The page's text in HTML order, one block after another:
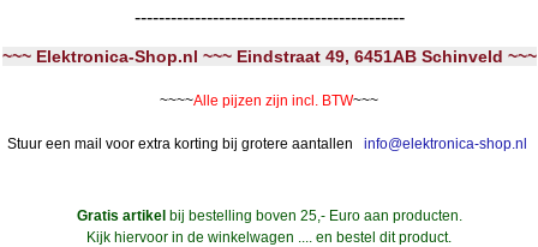
---------------------------------------------
~~~ Elektronica-Shop.nl ~~~ Eindstraat 49, 6451AB Schinveld ~~~
~~~~Alle pijzen zijn incl. BTW~~~
Stuur een mail voor extra korting bij grotere aantallen info@elektronica-shop.nl
Gratis artikel bij bestelling boven 25,- Euro aan producten.
Kijk hiervoor in de winkelwagen .... en bestel dit product.